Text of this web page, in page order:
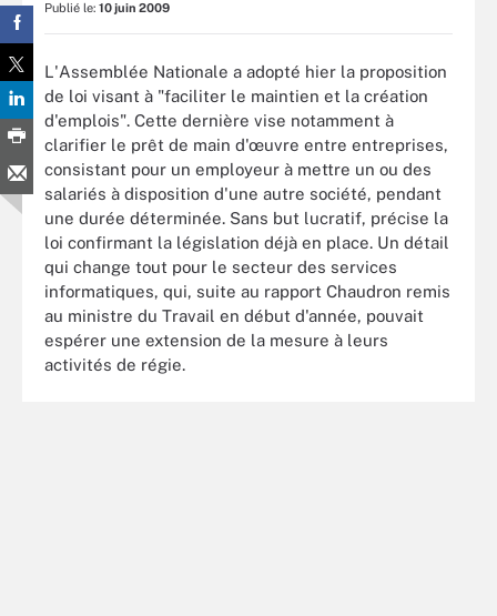
Publié le: 10 juin 2009
L'Assemblée Nationale a adopté hier la proposition
de loi visant à "faciliter le maintien et la création
d'emplois". Cette dernière vise notamment à
clarifier le prêt de main d'œuvre entre entreprises,
consistant pour un employeur à mettre un ou des
salariés à disposition d'une autre société, pendant
une durée déterminée. Sans but lucratif, précise la
loi confirmant la législation déjà en place. Un détail
qui change tout pour le secteur des services
informatiques, qui, suite au rapport Chaudron remis
au ministre du Travail en début d'année, pouvait
espérer une extension de la mesure à leurs
activités de régie.